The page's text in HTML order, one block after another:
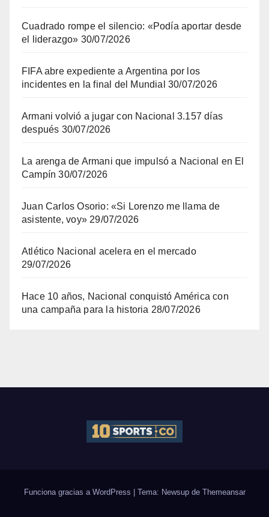
Cuadrado rompe el silencio: «Podía aportar desde
el liderazgo» 30/07/2026
FIFA abre expediente a Argentina por los
incidentes en la final del Mundial 30/07/2026
Armani volvió a jugar con Nacional 3.157 días
después 30/07/2026
La arenga de Armani que impulsó a Nacional en El
Campín 30/07/2026
Juan Carlos Osorio: «Si Lorenzo me llama de
asistente, voy» 29/07/2026
Atlético Nacional acelera en el mercado
29/07/2026
Hace 10 años, Nacional conquistó América con
una campaña para la historia 28/07/2026
Funciona gracias a WordPress | Tema: Newsup de Themeansar